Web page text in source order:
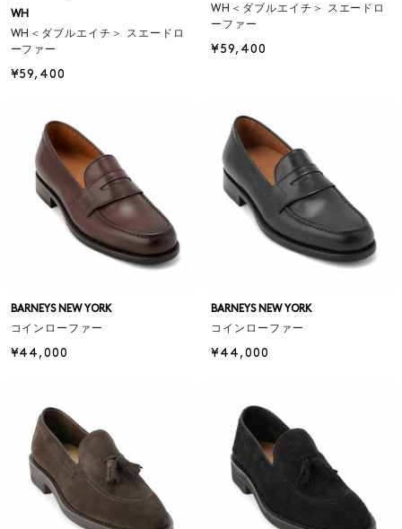
WH
WH＜ダブルエイチ＞ スエードロ
ーファー
¥59,400
WH＜ダブルエイチ＞ スエードロ
ーファー
¥59,400
BARNEYS NEW YORK
コインローファー
¥44,000
BARNEYS NEW YORK
コインローファー
¥44,000